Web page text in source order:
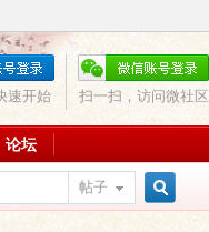
扫一扫，访问微社区
速开始
论坛
帖子